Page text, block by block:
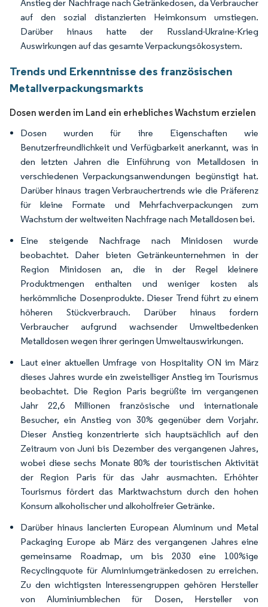
Anstieg der Nachfrage nach Getränkedosen, da Verbraucher
auf den sozial distanzierten Heimkonsum umstiegen.
Darüber hinaus hatte der Russland-Ukraine-Krieg
Auswirkungen auf das gesamte Verpackungsökosystem.
Trends und Erkenntnisse des französischen
Metallverpackungsmarkts
Dosen werden im Land ein erhebliches Wachstum erzielen
Dosen wurden für ihre Eigenschaften wie
Benutzerfreundlichkeit und Verfügbarkeit anerkannt, was in
den letzten Jahren die Einführung von Metalldosen in
verschiedenen Verpackungsanwendungen begünstigt hat.
Darüber hinaus tragen Verbrauchertrends wie die Präferenz
für kleine Formate und Mehrfachverpackungen zum
Wachstum der weltweiten Nachfrage nach Metalldosen bei.
Eine steigende Nachfrage nach Minidosen wurde
beobachtet. Daher bieten Getränkeunternehmen in der
Region Minidosen an, die in der Regel kleinere
Produktmengen enthalten und weniger kosten als
herkömmliche Dosenprodukte. Dieser Trend führt zu einem
höheren Stückverbrauch. Darüber hinaus fordern
Verbraucher aufgrund wachsender Umweltbedenken
Metalldosen wegen ihrer geringen Umweltauswirkungen.
Laut einer aktuellen Umfrage von Hospitality ON im März
dieses Jahres wurde ein zweistelliger Anstieg im Tourismus
beobachtet. Die Region Paris begrüßte im vergangenen
Jahr 22,6 Millionen französische und internationale
Besucher, ein Anstieg von 30% gegenüber dem Vorjahr.
Dieser Anstieg konzentrierte sich hauptsächlich auf den
Zeitraum von Juni bis Dezember des vergangenen Jahres,
wobei diese sechs Monate 80% der touristischen Aktivität
der Region Paris für das Jahr ausmachten. Erhöhter
Tourismus fördert das Marktwachstum durch den hohen
Konsum alkoholischer und alkoholfreier Getränke.
Darüber hinaus lancierten European Aluminum und Metal
Packaging Europe ab März des vergangenen Jahres eine
gemeinsame Roadmap, um bis 2030 eine 100%ige
Recyclingquote für Aluminiumgetränkedosen zu erreichen.
Zu den wichtigsten Interessengruppen gehören Hersteller
von Aluminiumblechen für Dosen, Hersteller von